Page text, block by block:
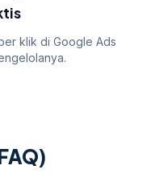
klik di Google Ads